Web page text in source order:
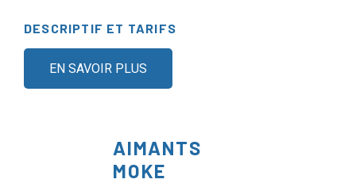
DESCRIPTIF ET TARIFS
EN SAVOIR PLUS
AIMANTS
MOKE